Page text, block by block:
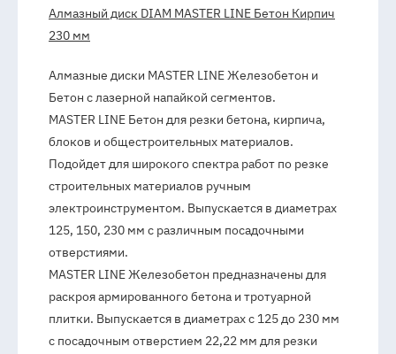
Алмазный диск DIAM MASTER LINE Бетон Кирпич
230 мм
Алмазные диски MASTER LINE Железобетон и
Бетон с лазерной напайкой сегментов.
MASTER LINE Бетон для резки бетона, кирпича,
блоков и общестроительных материалов.
Подойдет для широкого спектра работ по резке
строительных материалов ручным
электроинструментом. Выпускается в диаметрах
125, 150, 230 мм с различным посадочными
отверстиями.
MASTER LINE Железобетон предназначены для
раскроя армированного бетона и тротуарной
плитки. Выпускается в диаметрах с 125 до 230 мм
с посадочным отверстием 22,22 мм для резки